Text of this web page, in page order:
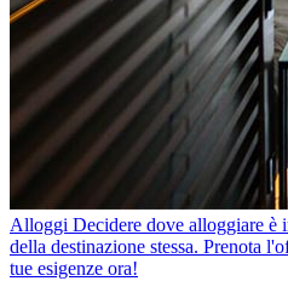
Alloggi Decidere dove alloggiare è
della destinazione stessa. Prenota
tue esigenze ora!